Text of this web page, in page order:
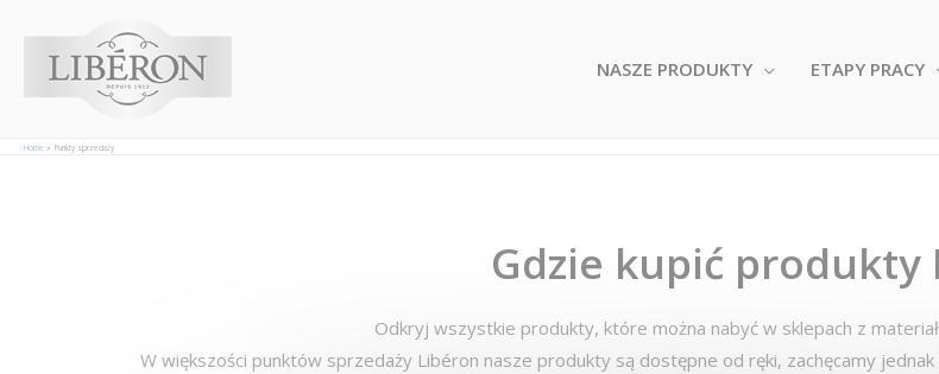
NASZE PRODUKTY ETAPY PRACY
Home Punkty sprzedaży
Gdzie kupić produkty
Odkryj wszystkie produkty, które można nabyć w sklepach z
W większości punktów sprzedaży Libéron nasze produkty są dostępne od ręki, zachęcamy